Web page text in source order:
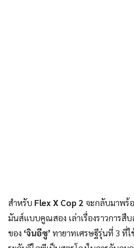
สำหรับ Flex X Cop 2 จะกลับมาพร้
มันส์แบบคูณสอง เล่าเรื่องราวการสื
ของ ‘จินอีซู’ ทายาทเศรษฐีรุ่นที่ 3 ที่